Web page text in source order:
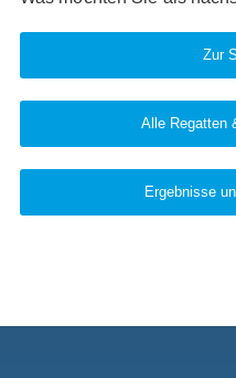
Zur
Alle Regatten
Ergebnisse